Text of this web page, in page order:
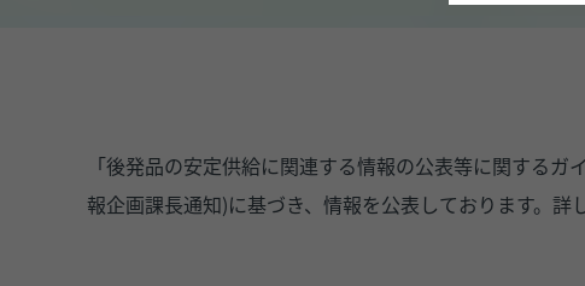
「後発品の安定供給に関連する情報の公表等に関する
報企画課長通知)に基づき、情報を公表しております。詳